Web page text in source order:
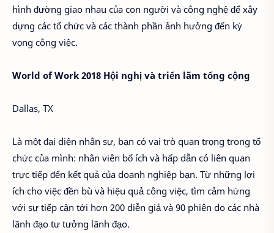
hình đường giao nhau của con người và công nghệ để xây
dựng các tổ chức và các thành phần ảnh hưởng đến kỳ
vọng công việc.
World of Work 2018 Hội nghị và triển lãm tổng cộng
Dallas, TX
Là một đại diện nhân sự, bạn có vai trò quan trọng trong tổ
chức của mình: nhân viên bổ ích và hấp dẫn có liên quan
trực tiếp đến kết quả của doanh nghiệp bạn. Từ những lợi
ích cho việc đền bù và hiệu quả công việc, tìm cảm hứng
với sự tiếp cận tới hơn 200 diễn giả và 90 phiên do các nhà
lãnh đạo tư tưởng lãnh đạo.